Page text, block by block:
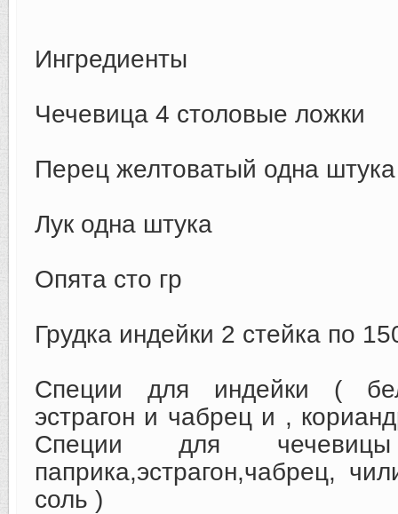
Ингредиенты
Чечевица 4 столовые ложки
Перец желтоватый одна штука
Лук одна штука
Опята сто гр
Грудка индейки 2 стейка по
Специи для индейки (
эстрагон и чабрец и ,
Специи для
паприка,эстрагон,чабрец,
соль )